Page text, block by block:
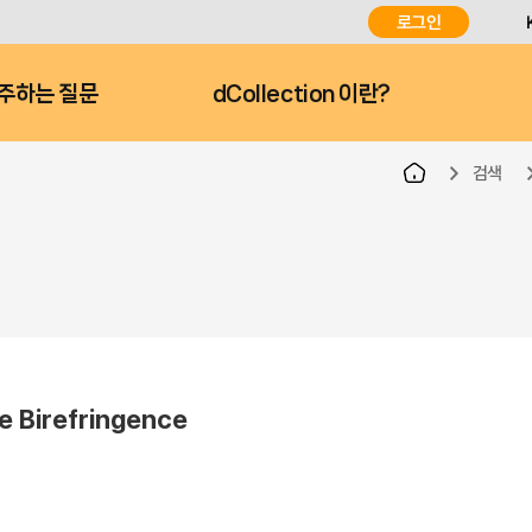
로그인
하는 질문 dCollection 이란?
검색
Birefringence